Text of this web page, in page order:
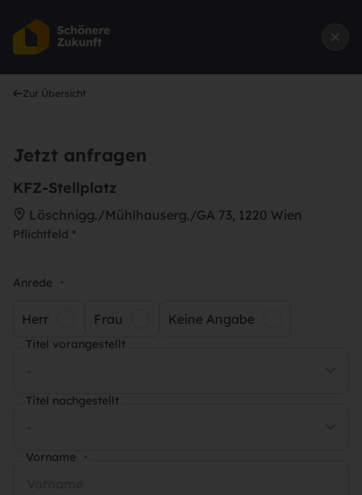
Zur Übersicht
Jetzt anfragen
KFZ-Stellplatz
Löschnigg./Mühlhauserg./GA 73, 1220 Wien
Pflichtfeld *
Anrede *
Herr Frau Keine Angabe
Titel vorangestellt
Titel nachgestellt
Vorname *